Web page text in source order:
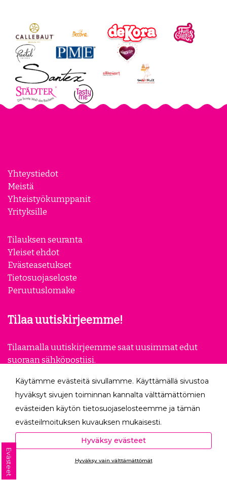
Yhteystiedot
Meistä
Yhteistyökumppanit
Yrityksille
Tilauksen seuranta
Yleiset ehdot
Evästeasetukset
Tietosuojaseloste
Peruutuslomake
Tilaa uutiskirjeemme!
Tilaamalla uutiskirjeemme saat uusimmat edut
suoraan sähköpostiisi.
Seuraa meitä
Käytämme evästeitä sivullamme. Käyttämällä sivustoa
hyväksyt sivujen toiminnan kannalta välttämättömien
evästeiden käytön tietosuojaselosteemme ja tämän
evästeilmoituksen kuvauksen mukaisesti.
Hyväksyessäsi analytiikka- ja markkinointievästeet
autat meitä mittaamaan ja analysoimaan
verkkosivumme toimintaa ja käyttöä (Analytiikka ja
Hyväksy evästeet
Hyväksy vain välttämättömät
Evästeet